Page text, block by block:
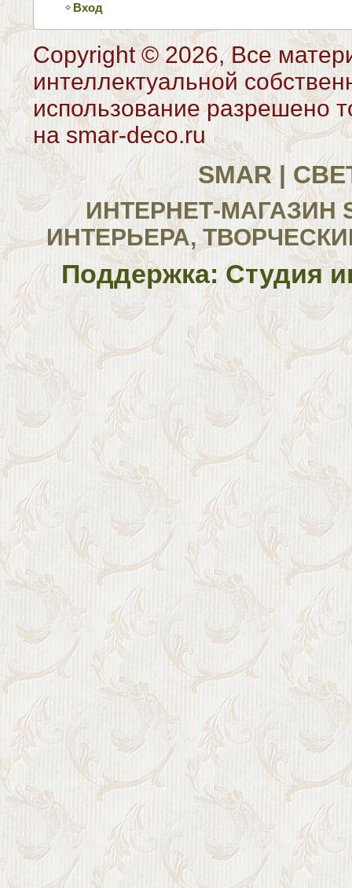
Вход
Copyright © 2026, Все
интеллектуальной
использование разрешено
на smar-deco.ru
SMAR |
ИНТЕРНЕТ-МАГАЗИН
ИНТЕРЬЕРА,
Поддержка: Студия